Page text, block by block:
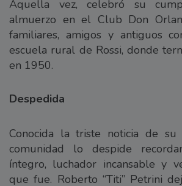
Aquella vez, celebró su
almuerzo en el Club Don
familiares, amigos y antiguos
escuela rural de Rossi, donde
en 1950.
Despedida
Conocida la triste noticia de su
comunidad lo despide
íntegro, luchador incansable y
que fue. Roberto “Titi” Petrini